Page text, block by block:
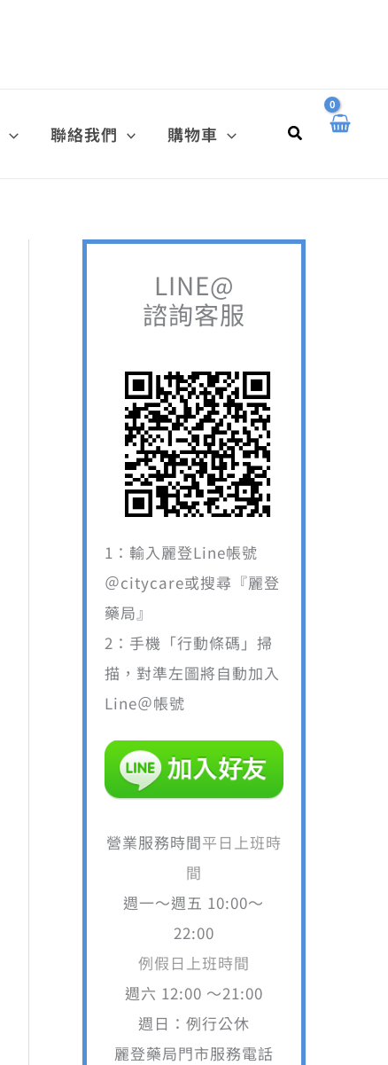
聯絡我們 購物車
搜
LINE@
諮詢客服
1：輸入麗登Line帳號
＠citycare或搜尋『麗登
藥局』
2：手機「行動條碼」掃
描，對準左圖將自動加入
Line＠帳號
營業服務時間平日上班時
間
週一～週五 10:00～
22:00
例假日上班時間
週六 12:00 ～21:00
週日：例行公休
麗登藥局門市服務電話
字